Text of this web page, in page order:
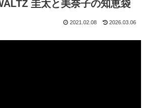
圭太と美奈子の知恵袋
2021.02.08 2026.03.06